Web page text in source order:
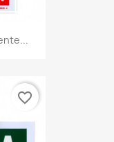
favorite_border